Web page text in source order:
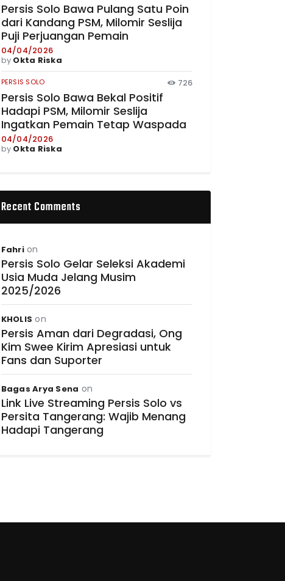
Persis Solo Bawa Pulang Satu Poin
dari Kandang PSM, Milomir Seslija
Puji Perjuangan Pemain
04/04/2026
by Okta Riska
PERSIS SOLO 726
Persis Solo Bawa Bekal Positif
Hadapi PSM, Milomir Seslija
Ingatkan Pemain Tetap Waspada
04/04/2026
by Okta Riska
Recent Comments
Fahrion
Persis Solo Gelar Seleksi Akademi
Usia Muda Jelang Musim
2025/2026
KHOLIS on
Persis Aman dari Degradasi, Ong
Kim Swee Kirim Apresiasi untuk
Fans dan Suporter
Bagas Arya Sena on
Link Live Streaming Persis Solo vs
Persita Tangerang: Wajib Menang
Hadapi Tangerang